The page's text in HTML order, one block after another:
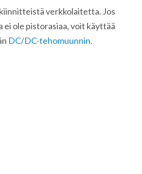
verkkolaitetta. Jos
ei ole pistorasiaa, voit käyttää
DC/DC-tehomuunnin.